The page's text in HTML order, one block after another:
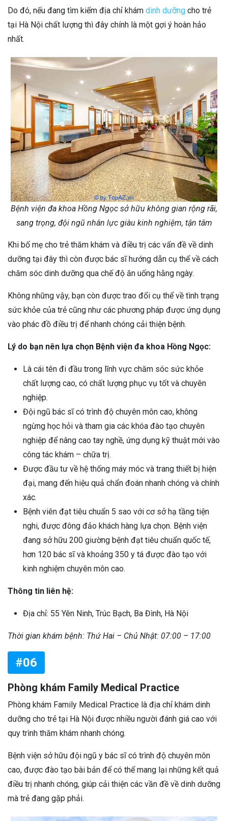
Do đó, nếu đang tìm kiếm địa chỉ khám dinh dưỡng cho trẻ
tại Hà Nội chất lượng thì đây chính là một gợi ý hoàn hảo
nhất.
Bệnh viện đa khoa Hồng Ngọc sở hữu không gian rộng rãi,
sang trọng, đội ngũ nhân lực giàu kinh nghiệm, tận tâm
Khi bố mẹ cho trẻ thăm khám và điều trị các vấn đề về dinh
dưỡng tại đây thì còn được bác sĩ hướng dẫn cụ thể về cách
chăm sóc dinh dưỡng qua chế độ ăn uống hằng ngày.
Không những vậy, bạn còn được trao đổi cụ thể về tình trạng
sức khỏe của trẻ cũng như các phương pháp được ứng dụng
vào phác đồ điều trị để nhanh chóng cải thiện bệnh.
Lý do bạn nên lựa chọn Bệnh viện đa khoa Hồng Ngọc:
Là cái tên đi đầu trong lĩnh vực chăm sóc sức khỏe
chất lượng cao, có chất lượng phục vụ tốt và chuyên
nghiệp.
Đội ngũ bác sĩ có trình độ chuyên môn cao, không
ngừng học hỏi và tham gia các khóa đào tạo chuyên
nghiệp để nâng cao tay nghề, ứng dụng kỹ thuật mới vào
công tác khám – chữa trị.
Được đầu tư về hệ thống máy móc và trang thiết bị hiện
đại, mang đến hiệu quả chẩn đoán nhanh chóng và chính
xác.
Bệnh viên đạt tiêu chuẩn 5 sao với cơ sở hạ tầng tiện
nghi, được đông đảo khách hàng lựa chọn. Bệnh viện
đang sở hữu 200 giường bệnh đạt tiêu chuẩn quốc tế,
hơn 120 bác sĩ và khoảng 350 y tá được đào tạo với
kinh nghiệm chuyên môn cao.
Thông tin liên hệ:
Địa chỉ: 55 Yên Ninh, Trúc Bạch, Ba Đình, Hà Nội
Thời gian khám bệnh: Thứ Hai – Chủ Nhật: 07:00 – 17:00
#06
Phòng khám Family Medical Practice
Phòng khám Family Medical Practice là địa chỉ khám dinh
dưỡng cho trẻ tại Hà Nội được nhiều người đánh giá cao với
quy trình thăm khám nhanh chóng.
Bệnh viện sở hữu đội ngũ y bác sĩ có trình độ chuyên môn
cao, được đào tạo bài bản để có thể mang lại những kết quả
điều trị nhanh chóng, giúp cải thiện các vần đề về dinh dưỡng
mà trẻ đang gặp phải.